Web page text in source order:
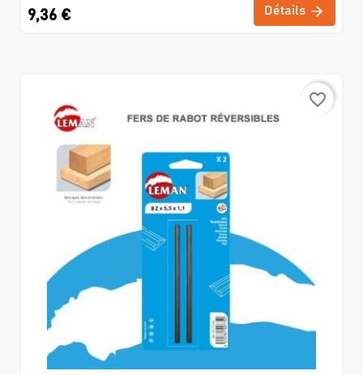
9,36 € Détails
favorite_border